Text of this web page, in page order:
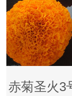
赤菊圣火3